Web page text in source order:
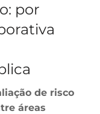
por
de risco
áreas